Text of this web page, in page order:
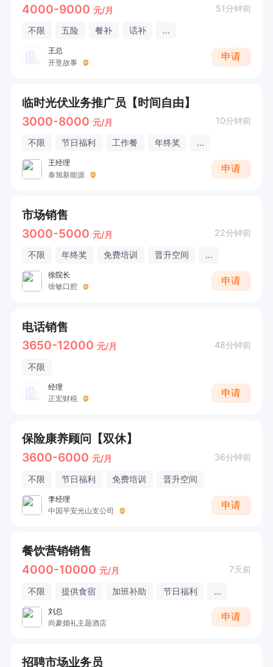
4000-9000 元/月 51分钟前
不限 五险 餐补 话补 ...
王总
开垦故事
申请
临时光伏业务推广员【时间自由】
3000-8000 元/月 10分钟前
不限 节日福利 工作餐 年终奖 ...
王经理
泰旭新能源
申请
市场销售
3000-5000 元/月 22分钟前
不限 年终奖 免费培训 晋升空间 ...
徐院长
徐敏口腔
申请
电话销售
3650-12000 元/月 48分钟前
不限
经理
正宏财税
申请
保险康养顾问【双休】
3600-6000 元/月 36分钟前
不限 节日福利 免费培训 晋升空间
李经理
中国平安光山支公司
申请
餐饮营销销售
4000-10000 元/月 7天前
不限 提供食宿 加班补助 节日福利 ...
刘总
尚豪婚礼主题酒店
申请
招聘市场业务员